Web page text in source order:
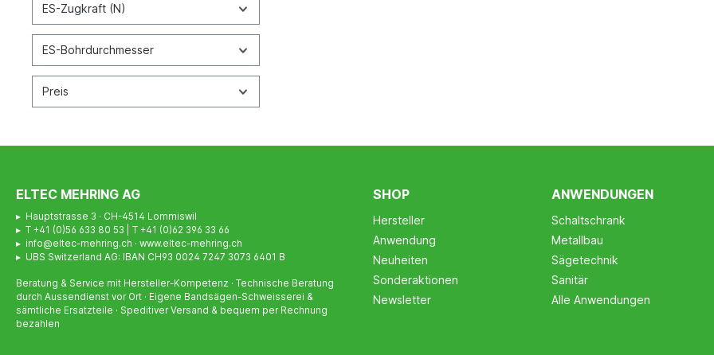
ES-Zugkraft (N)
ES-Bohrdurchmesser
Preis
ELTEC MEHRING AG
▸ Hauptstrasse 3 · CH-4514 Lommiswil
▸ T +41 (0)56 633 80 53 | T +41 (0)62 396 33 66
▸ info@eltec-mehring.ch · www.eltec-mehring.ch
▸ UBS Switzerland AG: IBAN CH93 0024 7247 3073 6401 B
Beratung & Service mit Hersteller-Kompetenz · Technische Beratung
durch Aussendienst vor Ort · Eigene Bandsägen-Schweisserei &
sämtliche Ersatzteile · Speditiver Versand & bequem per Rechnung
bezahlen
SHOP
Hersteller
Anwendung
Neuheiten
Sonderaktionen
Newsletter
ANWENDUNGEN
Schaltschrank
Metallbau
Sägetechnik
Sanitär
Alle Anwendungen